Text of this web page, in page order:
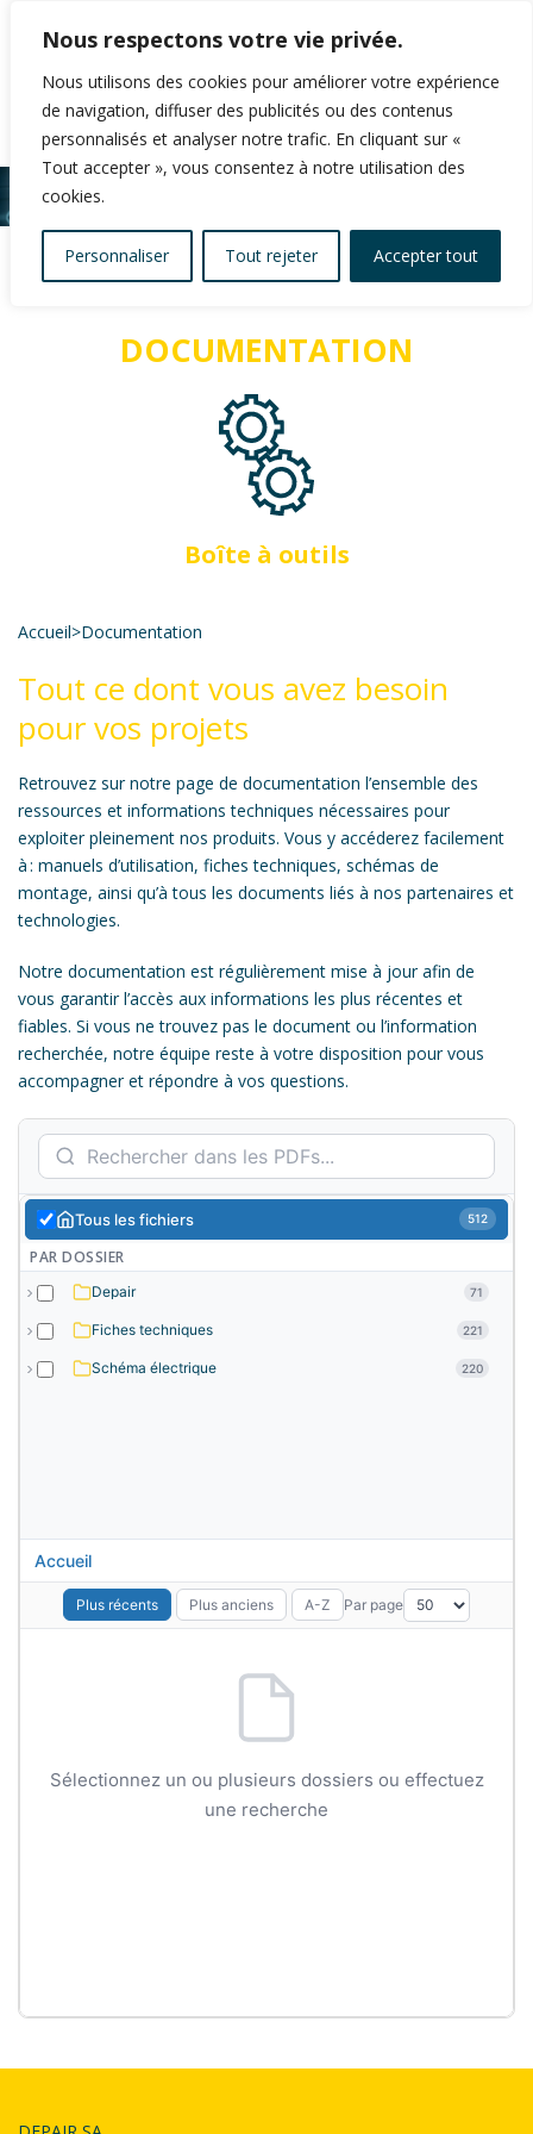
Nous respectons votre vie privée.
Nous utilisons des cookies pour améliorer votre expérience
de navigation, diffuser des publicités ou des contenus
personnalisés et analyser notre trafic. En cliquant sur «
Tout accepter », vous consentez à notre utilisation des
cookies.
Personnaliser Tout rejeter Accepter tout
DOCUMENTATION
Boîte à outils
Accueil>Documentation
Tout ce dont vous avez besoin
pour vos projets
Retrouvez sur notre page de documentation l’ensemble des
ressources et informations techniques nécessaires pour
exploiter pleinement nos produits. Vous y accéderez facilement
à : manuels d’utilisation, fiches techniques, schémas de
montage, ainsi qu’à tous les documents liés à nos partenaires et
technologies.
Notre documentation est régulièrement mise à jour afin de
vous garantir l’accès aux informations les plus récentes et
fiables. Si vous ne trouvez pas le document ou l’information
recherchée, notre équipe reste à votre disposition pour vous
accompagner et répondre à vos questions.
Tous les fichiers 512
PAR DOSSIER
Depair 71
Fiches techniques 221
Schéma électrique 220
Accueil
Plus récents Plus anciens A-Z Par page
Sélectionnez un ou plusieurs dossiers ou effectuez
une recherche